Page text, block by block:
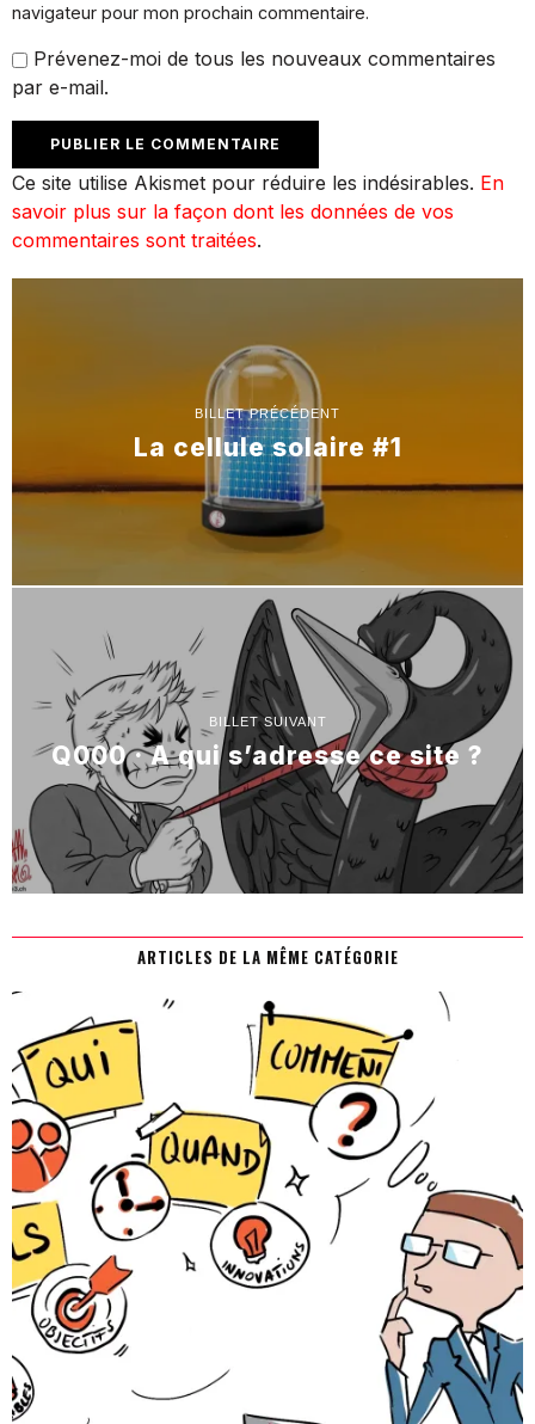
navigateur pour mon prochain commentaire.
Prévenez-moi de tous les nouveaux commentaires
par e-mail.
Ce site utilise Akismet pour réduire les indésirables. En
savoir plus sur la façon dont les données de vos
commentaires sont traitées.
BILLET PRÉCÉDENT
La cellule solaire #1
BILLET SUIVANT
Q000 · A qui s’adresse ce site ?
ARTICLES DE LA MÊME CATÉGORIE